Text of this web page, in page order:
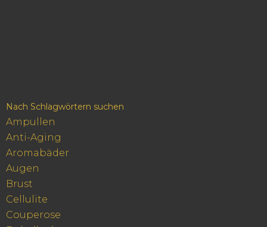
Nach Schlagwörtern suchen
Ampullen
Anti-Aging
Aromabäder
Augen
Brust
Cellulite
Couperose